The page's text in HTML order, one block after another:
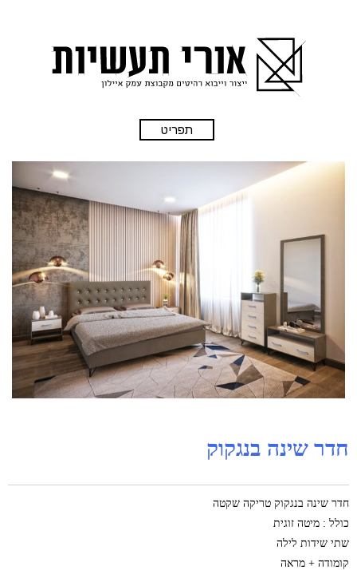
תפריט
חדר שינה בנגקוק
חדר שינה בנגקוק טריקה שקטה
כולל : מיטה זוגית
שתי שידות לילה
קומודה + מראה